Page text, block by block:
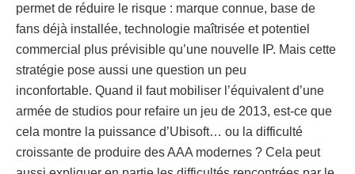
permet de réduire le risque : marque connue, base de
fans déjà installée, technologie maîtrisée et potentiel
commercial plus prévisible qu’une nouvelle IP. Mais cette
stratégie pose aussi une question un peu
inconfortable. Quand il faut mobiliser l’équivalent d’une
armée de studios pour refaire un jeu de 2013, est-ce que
cela montre la puissance d’Ubisoft… ou la difficulté
croissante de produire des AAA modernes ? Cela peut